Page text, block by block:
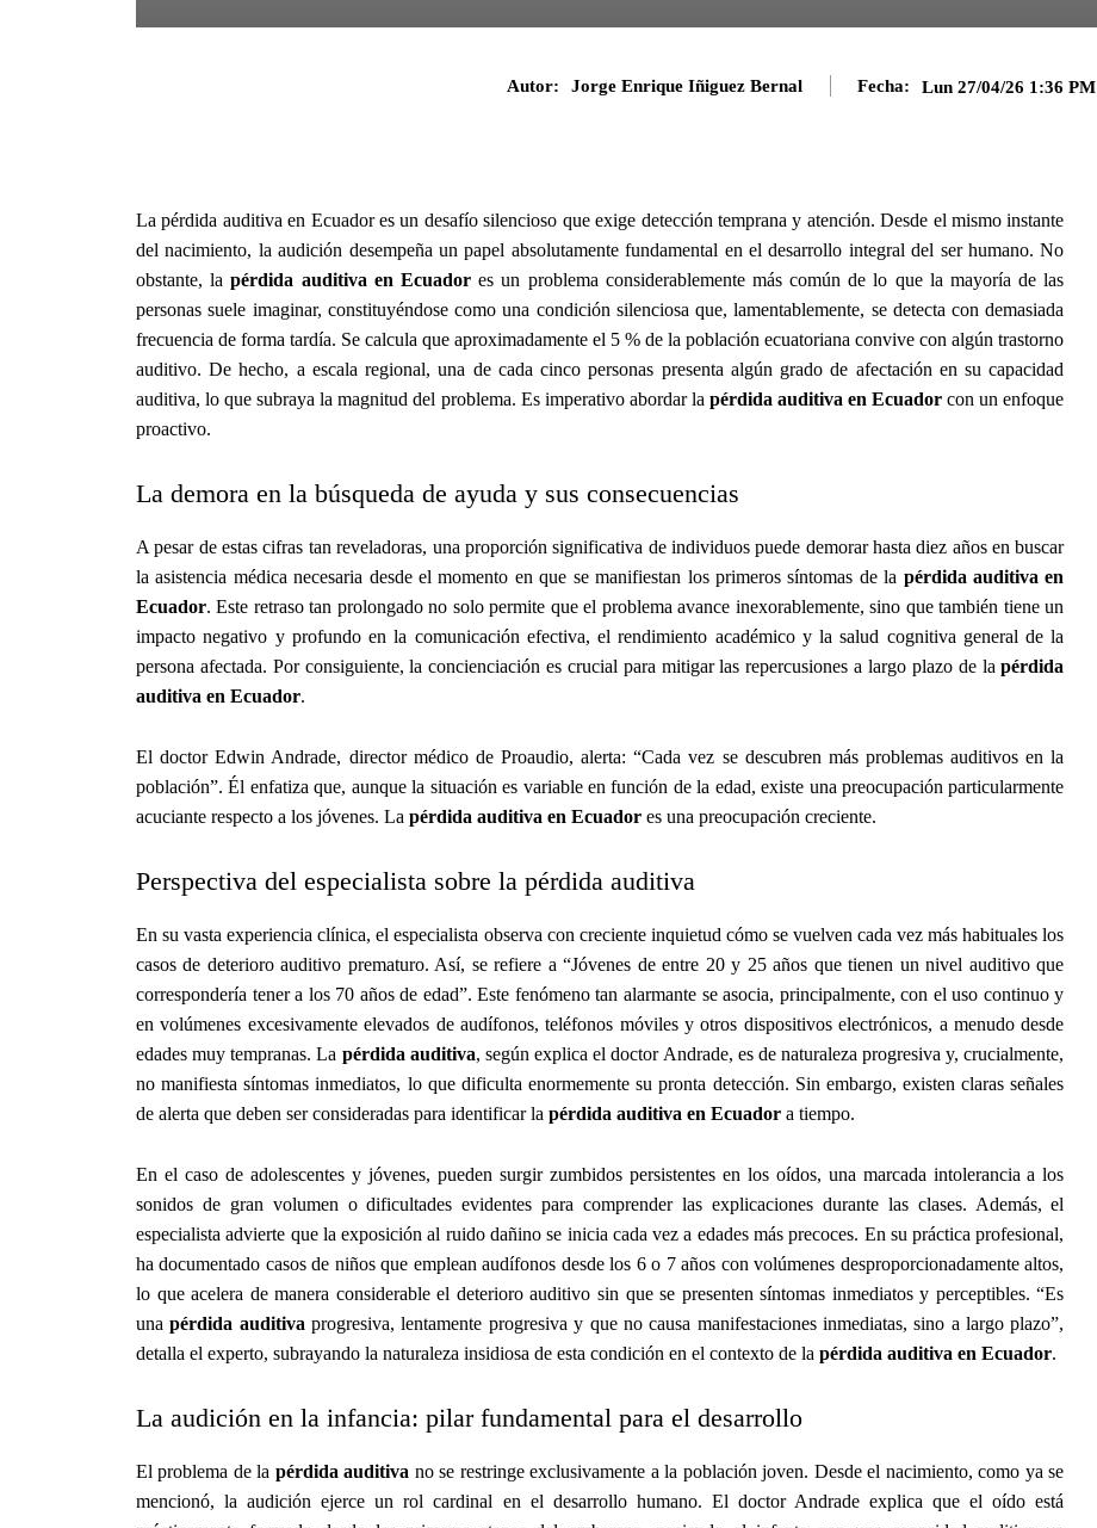
Autor: Jorge Enrique Iñiguez Bernal Fecha: Lun 27/04/26 1:36 PM
La pérdida auditiva en Ecuador es un desafío silencioso que exige detección temprana y atención. Desde el mismo instante
del nacimiento, la audición desempeña un papel absolutamente fundamental en el desarrollo integral del ser humano. No
obstante, lapérdida auditiva en Ecuadores un problema considerablemente más común de lo que la mayoría de las
personas suele imaginar, constituyéndose como una condición silenciosa que, lamentablemente, se detecta con demasiada
frecuencia de forma tardía. Se calcula que aproximadamente el 5 % de la población ecuatoriana convive con algún trastorno
auditivo. De hecho, a escala regional, una de cada cinco personas presenta algún grado de afectación en su capacidad
auditiva, lo que subraya la magnitud del problema. Es imperativo abordar la pérdida auditiva en Ecuador con un enfoque
proactivo.
La demora en la búsqueda de ayuda y sus consecuencias
A pesar de estas cifras tan reveladoras, una proporción significativa de individuos puede demorar hasta diez años en buscar
la asistencia médica necesaria desde el momento en que se manifiestan los primeros síntomas de la pérdida auditiva en
Ecuador. Este retraso tan prolongado no solo permite que el problema avance inexorablemente, sino que también tiene un
impacto negativo y profundo en la comunicación efectiva, el rendimiento académico y la salud cognitiva general de la
persona afectada. Por consiguiente, la concienciación es crucial para mitigar las repercusiones a largo plazo de lapérdida
auditiva en Ecuador.
El doctor Edwin Andrade, director médico de Proaudio, alerta: “Cada vez se descubren más problemas auditivos en la
población”. Él enfatiza que, aunque la situación es variable en función de la edad, existe una preocupación particularmente
acuciante respecto a los jóvenes. La pérdida auditiva en Ecuador es una preocupación creciente.
Perspectiva del especialista sobre la pérdida auditiva
En su vasta experiencia clínica, el especialista observa con creciente inquietud cómo se vuelven cada vez más habituales los
casos de deterioro auditivo prematuro. Así, se refiere a “Jóvenes de entre 20 y 25 años que tienen un nivel auditivo que
correspondería tener a los 70 años de edad”. Este fenómeno tan alarmante se asocia, principalmente, con el uso continuo y
en volúmenes excesivamente elevados de audífonos, teléfonos móviles y otros dispositivos electrónicos, a menudo desde
edades muy tempranas. La pérdida auditiva, según explica el doctor Andrade, es de naturaleza progresiva y, crucialmente,
no manifiesta síntomas inmediatos, lo que dificulta enormemente su pronta detección. Sin embargo, existen claras señales
de alerta que deben ser consideradas para identificar la pérdida auditiva en Ecuador a tiempo.
En el caso de adolescentes y jóvenes, pueden surgir zumbidos persistentes en los oídos, una marcada intolerancia a los
sonidos de gran volumen o dificultades evidentes para comprender las explicaciones durante las clases. Además, el
especialista advierte que la exposición al ruido dañino se inicia cada vez a edades más precoces. En su práctica profesional,
ha documentado casos de niños que emplean audífonos desde los 6 o 7 años con volúmenes desproporcionadamente altos,
lo que acelera de manera considerable el deterioro auditivo sin que se presenten síntomas inmediatos y perceptibles. “Es
unapérdida auditiva progresiva, lentamente progresiva y que no causa manifestaciones inmediatas, sino a largo plazo”,
detalla el experto, subrayando la naturaleza insidiosa de esta condición en el contexto de la pérdida auditiva en Ecuador.
La audición en la infancia: pilar fundamental para el desarrollo
El problema de la pérdida auditiva no se restringe exclusivamente a la población joven. Desde el nacimiento, como ya se
mencionó, la audición ejerce un rol cardinal en el desarrollo humano. El doctor Andrade explica que el oído está